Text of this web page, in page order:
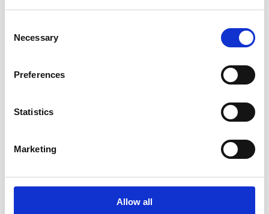
Selection
Necessary
Preferences
Statistics
Marketing
Allow all
Ontwikkeling van nieuwe programma's
PROXY-implementaties(Sap-Po)
problematiek
Debuggen/Analyse van programmatuur
hand van functionele specificaties snel hoogwaardige
oplossingen te leveren die voldoen aan de specifieke
Optimaliseren en herontwerp van oude functies om
bedrijfsprocessen te verbeteren met behulp van SAP best